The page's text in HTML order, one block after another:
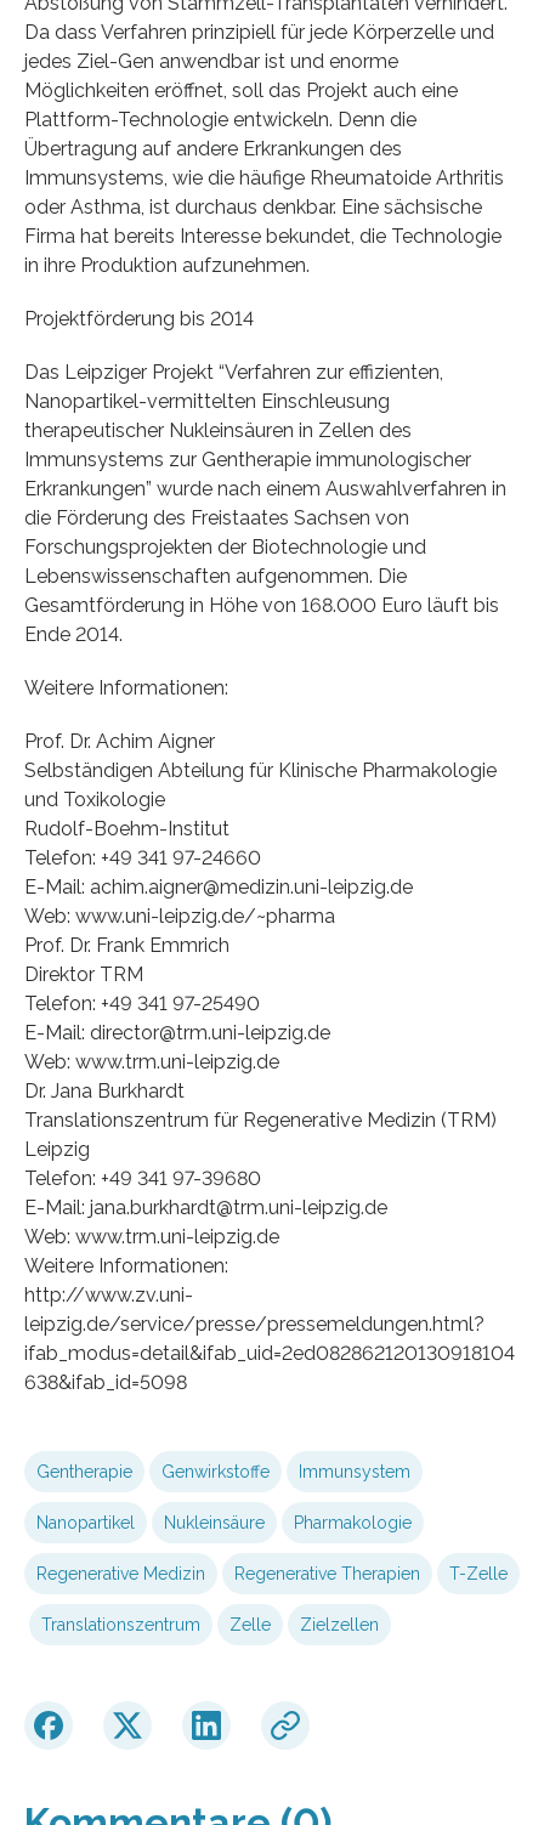
Da dass Verfahren prinzipiell für jede Körperzelle und
jedes Ziel-Gen anwendbar ist und enorme
Möglichkeiten eröffnet, soll das Projekt auch eine
Plattform-Technologie entwickeln. Denn die
Übertragung auf andere Erkrankungen des
Immunsystems, wie die häufige Rheumatoide Arthritis
oder Asthma, ist durchaus denkbar. Eine sächsische
Firma hat bereits Interesse bekundet, die Technologie
in ihre Produktion aufzunehmen.
Projektförderung bis 2014
Das Leipziger Projekt “Verfahren zur effizienten,
Nanopartikel-vermittelten Einschleusung
therapeutischer Nukleinsäuren in Zellen des
Immunsystems zur Gentherapie immunologischer
Erkrankungen” wurde nach einem Auswahlverfahren in
die Förderung des Freistaates Sachsen von
Forschungsprojekten der Biotechnologie und
Lebenswissenschaften aufgenommen. Die
Gesamtförderung in Höhe von 168.000 Euro läuft bis
Ende 2014.
Weitere Informationen:
Prof. Dr. Achim Aigner
Selbständigen Abteilung für Klinische Pharmakologie
und Toxikologie
Rudolf-Boehm-Institut
Telefon: +49 341 97-24660
E-Mail: achim.aigner@medizin.uni-leipzig.de
Web: www.uni-leipzig.de/~pharma
Prof. Dr. Frank Emmrich
Direktor TRM
Telefon: +49 341 97-25490
E-Mail: director@trm.uni-leipzig.de
Web: www.trm.uni-leipzig.de
Dr. Jana Burkhardt
Translationszentrum für Regenerative Medizin (TRM)
Leipzig
Telefon: +49 341 97-39680
E-Mail: jana.burkhardt@trm.uni-leipzig.de
Web: www.trm.uni-leipzig.de
Weitere Informationen:
http://www.zv.uni-
leipzig.de/service/presse/pressemeldungen.html?
ifab_modus=detail&ifab_uid=2ed082862120130918104
638&ifab_id=5098
Gentherapie Genwirkstoffe Immunsystem
Nanopartikel Nukleinsäure Pharmakologie
Regenerative Medizin Regenerative Therapien T-Zelle
Translationszentrum Zelle Zielzellen